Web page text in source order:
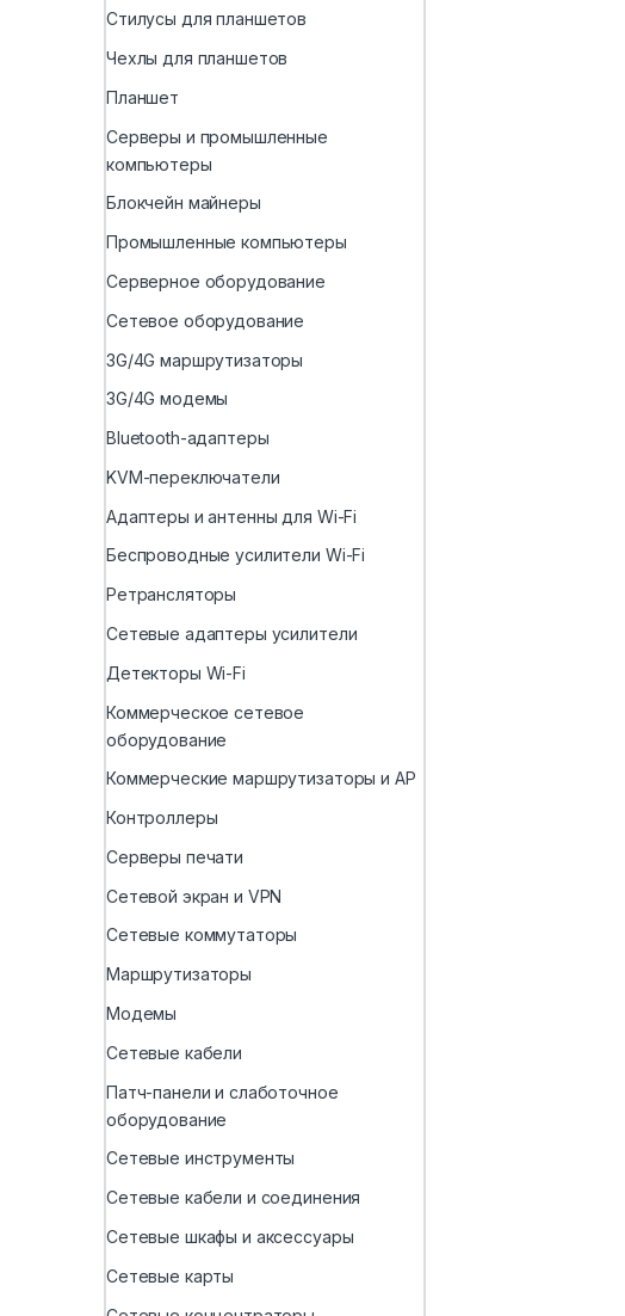
Стилусы для планшетов
Чехлы для планшетов
Планшет
Серверы и промышленные
компьютеры
Блокчейн майнеры
Промышленные компьютеры
Серверное оборудование
Сетевое оборудование
3G/4G маршрутизаторы
3G/4G модемы
Bluetooth-адаптеры
KVM-переключатели
Адаптеры и антенны для Wi-Fi
Беспроводные усилители Wi-Fi
Ретрансляторы
Сетевые адаптеры усилители
Детекторы Wi-Fi
Коммерческое сетевое
оборудование
Коммерческие маршрутизаторы и AP
Контроллеры
Серверы печати
Сетевой экран и VPN
Сетевые коммутаторы
Маршрутизаторы
Модемы
Сетевые кабели
Патч-панели и слаботочное
оборудование
Сетевые инструменты
Сетевые кабели и соединения
Сетевые шкафы и аксессуары
Сетевые карты